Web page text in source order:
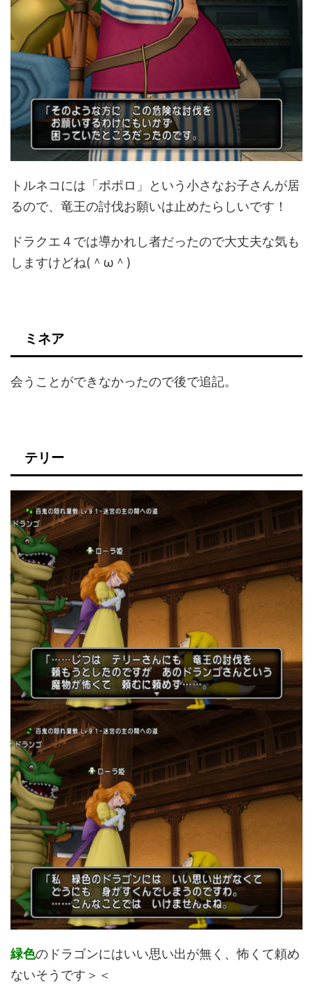
トルネコには「ポポロ」という小さなお子さんが居
るので、竜王の討伐お願いは止めたらしいです！
ドラクエ４では導かれし者だったので大丈夫な気も
しますけどね(＾ω＾)
ミネア
会うことができなかったので後で追記。
テリー
緑色のドラゴンにはいい思い出が無く、怖くて頼め
ないそうです＞＜